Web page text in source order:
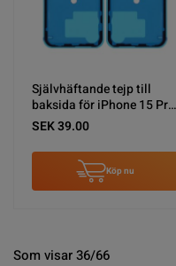
Självhäftande tejp till
baksida för iPhone 15 Pro
Max
SEK 39.00
Köp nu
Som visar 36/66